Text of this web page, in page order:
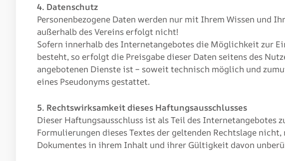
4. Datenschutz
Personenbezogene Daten werden nur mit Ihrem Wissen und
außerhalb des Vereins erfolgt nicht!
Sofern innerhalb des Internetangebotes die Möglichkeit zur
besteht, so erfolgt die Preisgabe dieser Daten seitens des
angebotenen Dienste ist – soweit technisch möglich und
eines Pseudonyms gestattet.
5. Rechtswirksamkeit dieses Haftungsausschlusses
Dieser Haftungsausschluss ist als Teil des Internetangebotes
Formulierungen dieses Textes der geltenden Rechtslage
Dokumentes in ihrem Inhalt und ihrer Gültigkeit davon